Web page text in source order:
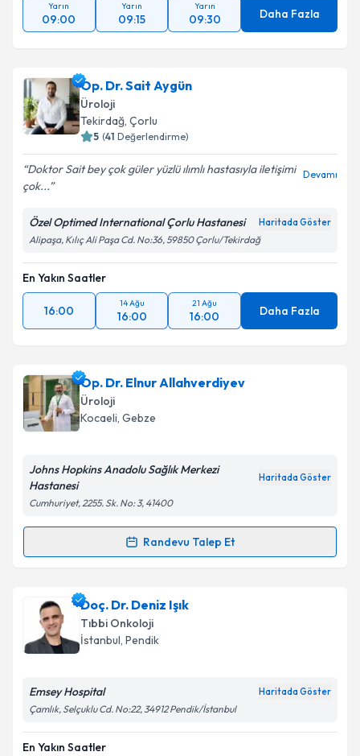
Yarın
09:00
Yarın
09:15
Yarın
09:30 Daha Fazla
Op. Dr. Sait Aygün
Üroloji
Tekirdağ, Çorlu
5 (41 Değerlendirme)
Doktor Sait bey çok güler yüzlü ılımlı hastasıyla iletişimi
çok...
Devamı
Özel Optimed International Çorlu Hastanesi Haritada Göster
Alipaşa, Kılıç Ali Paşa Cd. No:36, 59850 Çorlu/Tekirdağ
En Yakın Saatler
16:00
14 Ağu
16:00
21 Ağu
16:00 Daha Fazla
Op. Dr. Elnur Allahverdiyev
Üroloji
Kocaeli, Gebze
Johns Hopkins Anadolu Sağlık Merkezi
Hastanesi
Haritada Göster
Cumhuriyet, 2255. Sk. No: 3, 41400
Randevu Talep Et
Randevu Takvimi Talebi
Op. Dr. Elnur Allahverdiyev
talebi oluşturun. Size bu uzmandan randevu almanız
için bir takvim hazırlandığında e-posta ile
bilgilendireceğiz.
Doç. Dr. Deniz Işık
Tıbbi Onkoloji
İstanbul, Pendik
Emsey Hospital Haritada Göster
Çamlık, Selçuklu Cd. No:22, 34912 Pendik/İstanbul
En Yakın Saatler